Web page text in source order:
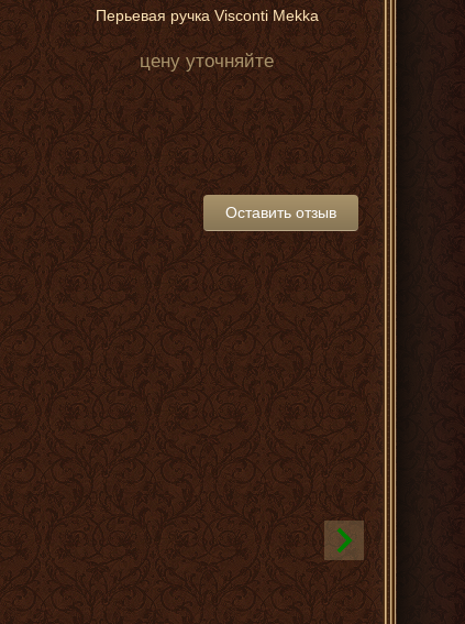
Перьевая ручка Visconti Mekka
цену уточняйте
Оставить отзыв